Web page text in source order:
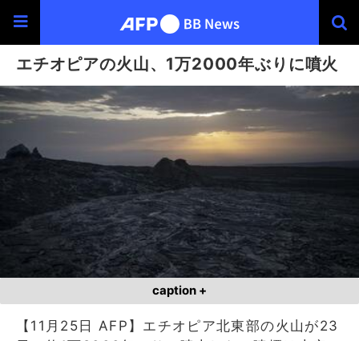
エチオピアの火山、1万2000年ぶりに噴火
caption +
【11月25日 AFP】エチオピア北東部の火山が23